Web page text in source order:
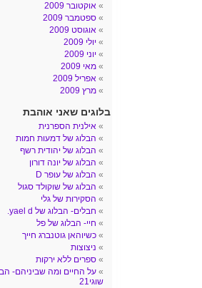
אוקטובר 2009
ספטמבר 2009
אוגוסט 2009
יולי 2009
יוני 2009
מאי 2009
אפריל 2009
מרץ 2009
בלוגים שאני אוהבת
אילנית הספרנית
הבלוג של דמעות חמות
הבלוג של יהודית רשף
הבלוג של יונה דורון
הבלוג של עופר D
הבלוג של שוקולד סגול
הסקירות של גלי
חבלים- הבלוג של yael d.
חיי- הבלוג של פל
כשיוהאן גוטנברג חייך
ניצוצות
ספרים ללא ירקות
על החיים ומה שביניהם-
שוגי21